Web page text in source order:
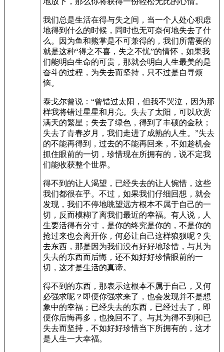
我们总是生活在得与失之间，当一个人处心积虑
地得到什么的时候，同时也无可奈何地失去了什
么。因为鱼和熊掌是不可兼得的，我们所需要的
就是这种“得之不喜，失之不忧”的情怀，如果我
们能明白生命的可贵，那就会明白人生最美的是
奋斗的过程，为失去而坚持，只不过是自寻烦
恼。
泰戈尔曾说：“曾错过太阳，但我不哭泣，因为那
样我将错过星星和月亮。失去了太阳，可以欣赏
满天的繁星；失去了绿色，得到了丰硕的金秋；
失去了青春岁月，我们走进了成熟的人生。”失去
的不能再得到，过去的不能再回来，不如趁机会
抓住眼前的一切，珍惜现在所拥有的，说不定我
们能收获整个世界。
得不到的让人渴望，已经失去的让人惋惜，这些
我们都很在乎。不过，如果我们仔细回想，就会
发现，我们不停地眺望远方根本不属于自己的一
切，反而模糊了离我们最近的幸福。有人说，人
生要活得有分寸，是你的终究是你的，不是你的
抢过来也会离开你，何必让自己这样狼狈呢？失
去东西，那是因为我们没有好好地珍惜，与其为
失去的东西而后悔，还不如好好珍惜眼前的一
切，这才是生活的真谛。
得不到的东西，那表示这根本不属于自己，又何
必强求呢？即便你强求来了，也会发现并不是想
象中的幸福；已经失去的东西，已经过去了，即
便你后悔再多，也挽回不了。与其为得不到和已
失去而坚持，不如好好珍惜当下所拥有的，这才
是人生一大幸福。